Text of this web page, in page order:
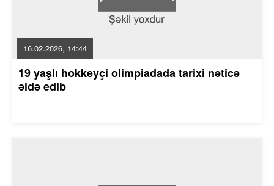
16.02.2026, 14:44
19 yaşlı hokkeyçi olimpiadada tarixi nəticə
əldə edib